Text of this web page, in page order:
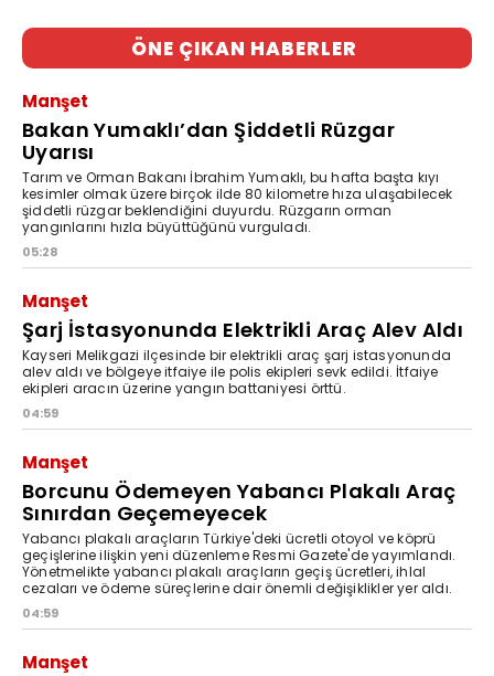
ÖNE ÇIKAN HABERLER
Manşet
Bakan Yumaklı’dan Şiddetli Rüzgar
Uyarısı
Tarım ve Orman Bakanı İbrahim Yumaklı, bu hafta başta kıyı
kesimler olmak üzere birçok ilde 80 kilometre hıza ulaşabilecek
şiddetli rüzgar beklendiğini duyurdu. Rüzgarın orman
yangınlarını hızla büyüttüğünü vurguladı.
05:28
Manşet
Şarj İstasyonunda Elektrikli Araç Alev Aldı
Kayseri Melikgazi ilçesinde bir elektrikli araç şarj istasyonunda
alev aldı ve bölgeye itfaiye ile polis ekipleri sevk edildi. İtfaiye
ekipleri aracın üzerine yangın battaniyesi örttü.
04:59
Manşet
Borcunu Ödemeyen Yabancı Plakalı Araç
Sınırdan Geçemeyecek
Yabancı plakalı araçların Türkiye'deki ücretli otoyol ve köprü
geçişlerine ilişkin yeni düzenleme Resmi Gazete'de yayımlandı.
Yönetmelikte yabancı plakalı araçların geçiş ücretleri, ihlal
cezaları ve ödeme süreçlerine dair önemli değişiklikler yer aldı.
04:59
Manşet